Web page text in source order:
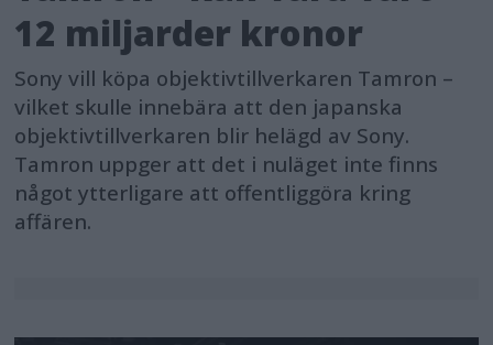
12 miljarder kronor
Sony vill köpa objektivtillverkaren Tamron –
vilket skulle innebära att den japanska
objektivtillverkaren blir helägd av Sony.
Tamron uppger att det i nuläget inte finns
något ytterligare att offentliggöra kring
affären.